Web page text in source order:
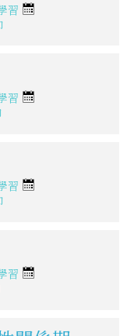
習
習
習
習